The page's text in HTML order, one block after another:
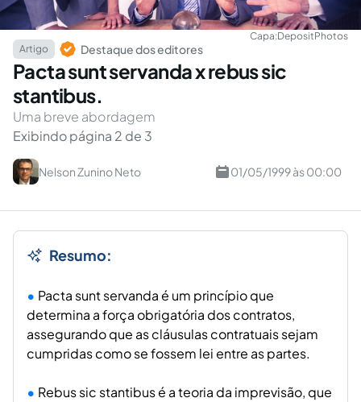
Capa:DepositPhotos
Artigo
Destaque dos editores
Pacta sunt servanda x rebus sic
stantibus.
Uma breve abordagem
Exibindo página 2 de 3
Nelson Zunino Neto 01/05/1999 às 00:00
Resumo:
Pacta sunt servanda é um princípio que
determina a força obrigatória dos contratos,
assegurando que as cláusulas contratuais sejam
cumpridas como se fossem lei entre as partes.
Rebus sic stantibus é a teoria da imprevisão, que